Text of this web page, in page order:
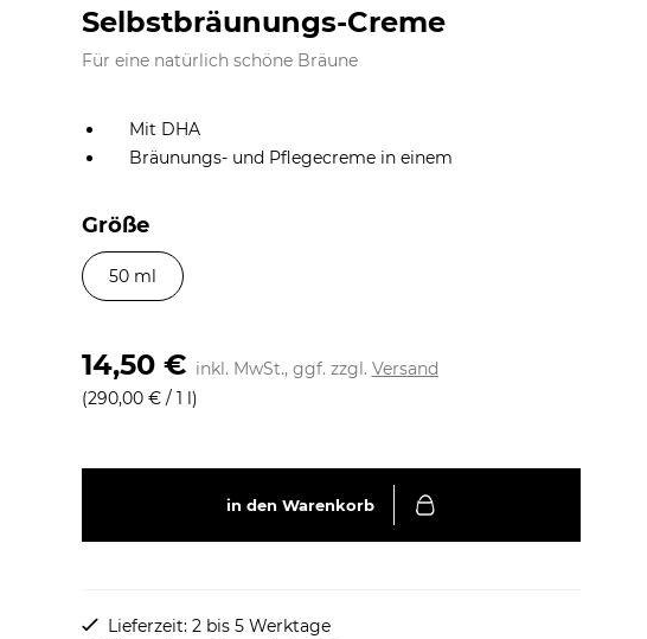
Selbstbräunungs-Creme
Für eine natürlich schöne Bräune
Mit DHA
Bräunungs- und Pflegecreme in einem
Größe
50 ml
14,50 € inkl. MwSt., ggf. zzgl. Versand
(290,00 € / 1 l)
in den Warenkorb
Lieferzeit: 2 bis 5 Werktage